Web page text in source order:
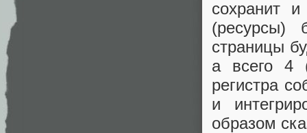
сохранит
(ресурсы)
страницы
а всего 4
регистра
и
образом